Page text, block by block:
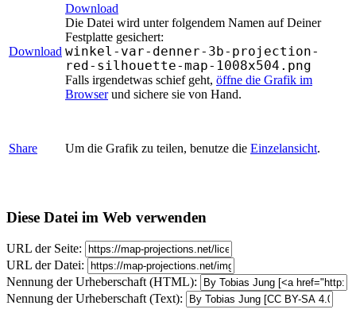
Download
Download
Die Datei wird unter folgendem Namen auf Deiner
Festplatte gesichert:
winkel-var-denner-3b-projection-
red-silhouette-map-1008x504.png
Falls irgendetwas schief geht, öffne die Grafik im
Browserund sichere sie von Hand.
Share Um die Grafik zu teilen, benutze die Einzelansicht.
Diese Datei im Web verwenden
URL der Seite:
URL der Datei:
Nennung der Urheberschaft (HTML):
Nennung der Urheberschaft (Text):